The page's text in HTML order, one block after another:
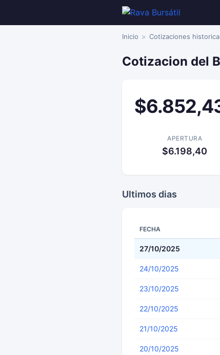
Inicio Cotizaciones
Cotizacion del
APERTURA
$6.198,40
Ultimos dias
FECHA
27/10/2025
24/10/2025
23/10/2025
22/10/2025
21/10/2025
20/10/2025